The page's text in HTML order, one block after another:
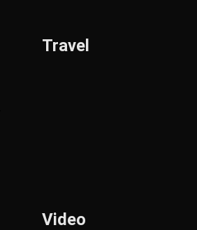
Travel
Video